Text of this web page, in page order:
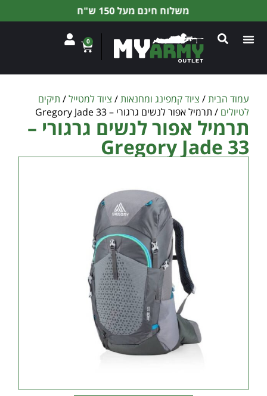
משלוח חינם מעל 150 ש"ח
0
עמוד הבית/ ציוד קמפינג ומחנאות/ ציוד למטייל/ תיקים
לטיולים / תרמיל אפור לנשים גרגורי – Gregory Jade 33
תרמיל אפור לנשים גרגורי –
Gregory Jade 33